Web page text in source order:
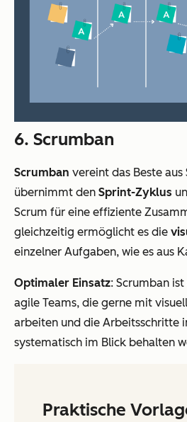
6. Scrumban
Scrumban vereint das Beste aus
übernimmt den Sprint-Zyklus
Scrum für eine effiziente
gleichzeitig ermöglicht es die
einzelner Aufgaben, wie es aus
Optimaler Einsatz: Scrumban
agile Teams, die gerne mit
arbeiten und die Arbeitsschritte
systematisch im Blick behalten
Praktische